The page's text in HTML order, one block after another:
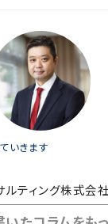
いきます
ルティング株式会